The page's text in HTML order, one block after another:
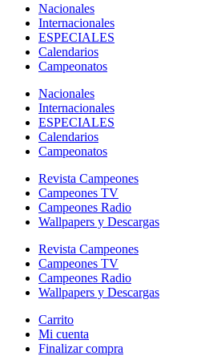
Nacionales
Internacionales
ESPECIALES
Calendarios
Campeonatos
Nacionales
Internacionales
ESPECIALES
Calendarios
Campeonatos
Revista Campeones
Campeones TV
Campeones Radio
Wallpapers y Descargas
Revista Campeones
Campeones TV
Campeones Radio
Wallpapers y Descargas
Carrito
Mi cuenta
Finalizar compra